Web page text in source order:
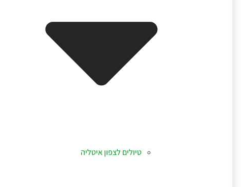
טיולים לצפון איטליה